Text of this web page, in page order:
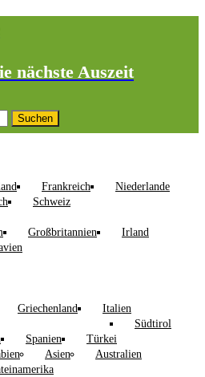
nächste Auszeit
Frankreich
Niederlande
Schweiz
Großbritannien
Irland
Griechenland
Italien
Südtirol
Spanien
Türkei
Asien
Australien